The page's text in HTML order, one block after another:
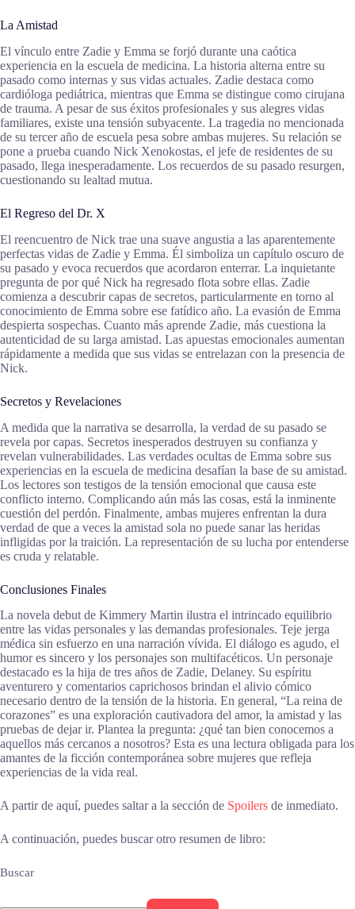
La Amistad
El vínculo entre Zadie y Emma se forjó durante una caótica
experiencia en la escuela de medicina. La historia alterna entre su
pasado como internas y sus vidas actuales. Zadie destaca como
cardióloga pediátrica, mientras que Emma se distingue como cirujana
de trauma. A pesar de sus éxitos profesionales y sus alegres vidas
familiares, existe una tensión subyacente. La tragedia no mencionada
de su tercer año de escuela pesa sobre ambas mujeres. Su relación se
pone a prueba cuando Nick Xenokostas, el jefe de residentes de su
pasado, llega inesperadamente. Los recuerdos de su pasado resurgen,
cuestionando su lealtad mutua.
El Regreso del Dr. X
El reencuentro de Nick trae una suave angustia a las aparentemente
perfectas vidas de Zadie y Emma. Él simboliza un capítulo oscuro de
su pasado y evoca recuerdos que acordaron enterrar. La inquietante
pregunta de por qué Nick ha regresado flota sobre ellas. Zadie
comienza a descubrir capas de secretos, particularmente en torno al
conocimiento de Emma sobre ese fatídico año. La evasión de Emma
despierta sospechas. Cuanto más aprende Zadie, más cuestiona la
autenticidad de su larga amistad. Las apuestas emocionales aumentan
rápidamente a medida que sus vidas se entrelazan con la presencia de
Nick.
Secretos y Revelaciones
A medida que la narrativa se desarrolla, la verdad de su pasado se
revela por capas. Secretos inesperados destruyen su confianza y
revelan vulnerabilidades. Las verdades ocultas de Emma sobre sus
experiencias en la escuela de medicina desafían la base de su amistad.
Los lectores son testigos de la tensión emocional que causa este
conflicto interno. Complicando aún más las cosas, está la inminente
cuestión del perdón. Finalmente, ambas mujeres enfrentan la dura
verdad de que a veces la amistad sola no puede sanar las heridas
infligidas por la traición. La representación de su lucha por entenderse
es cruda y relatable.
Conclusiones Finales
La novela debut de Kimmery Martin ilustra el intrincado equilibrio
entre las vidas personales y las demandas profesionales. Teje jerga
médica sin esfuerzo en una narración vívida. El diálogo es agudo, el
humor es sincero y los personajes son multifacéticos. Un personaje
destacado es la hija de tres años de Zadie, Delaney. Su espíritu
aventurero y comentarios caprichosos brindan el alivio cómico
necesario dentro de la tensión de la historia. En general, “La reina de
corazones” es una exploración cautivadora del amor, la amistad y las
pruebas de dejar ir. Plantea la pregunta: ¿qué tan bien conocemos a
aquellos más cercanos a nosotros? Esta es una lectura obligada para los
amantes de la ficción contemporánea sobre mujeres que refleja
experiencias de la vida real.
A partir de aquí, puedes saltar a la sección de Spoilers de inmediato.
A continuación, puedes buscar otro resumen de libro:
Buscar